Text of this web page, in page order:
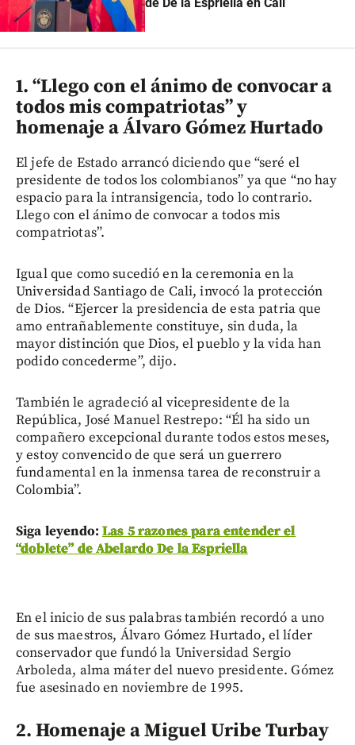
de De la Espriella en Cali
1. “Llego con el ánimo de convocar a
todos mis compatriotas” y
homenaje a Álvaro Gómez Hurtado
El jefe de Estado arrancó diciendo que “seré el
presidente de todos los colombianos” ya que “no hay
espacio para la intransigencia, todo lo contrario.
Llego con el ánimo de convocar a todos mis
compatriotas”.
Igual que como sucedió en la ceremonia en la
Universidad Santiago de Cali, invocó la protección
de Dios. “Ejercer la presidencia de esta patria que
amo entrañablemente constituye, sin duda, la
mayor distinción que Dios, el pueblo y la vida han
podido concederme”, dijo.
También le agradeció al vicepresidente de la
República, José Manuel Restrepo: “Él ha sido un
compañero excepcional durante todos estos meses,
y estoy convencido de que será un guerrero
fundamental en la inmensa tarea de reconstruir a
Colombia”.
Siga leyendo:Las 5 razones para entender el
“doblete” de Abelardo De la Espriella
En el inicio de sus palabras también recordó a uno
de sus maestros, Álvaro Gómez Hurtado, el líder
conservador que fundó la Universidad Sergio
Arboleda, alma máter del nuevo presidente. Gómez
fue asesinado en noviembre de 1995.
2. Homenaje a Miguel Uribe Turbay